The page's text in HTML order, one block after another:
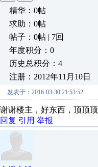
精华：0帖
求助：0帖
帖子：0帖 | 7回
年度积分：0
历史总积分：4
注册：2012年11月10日
发表于：2016-03-30 21:53:52
谢谢楼主，好东西，顶顶顶
回复 引用 举报